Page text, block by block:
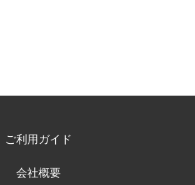
ご利用ガイド
会社概要